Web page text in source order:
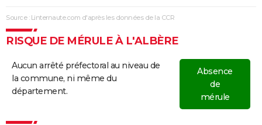
Source : Linternaute.com d'après les données de la CCR
RISQUE DE MÉRULE À L'ALBÈRE
Aucun arrêté préfectoral au niveau de
la commune, ni même du
département.
Absence
de
mérule